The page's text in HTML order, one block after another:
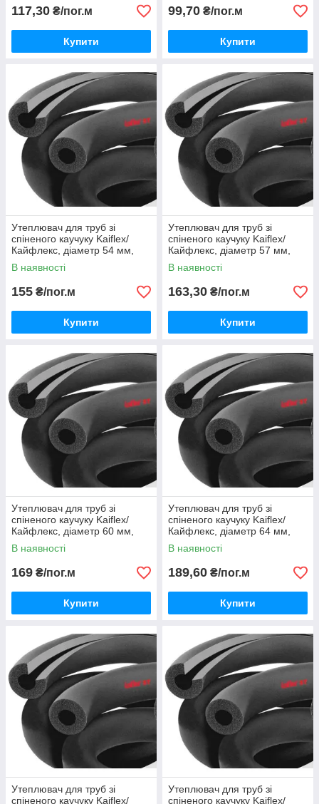
117,30 ₴/пог.м
Купити
99,70 ₴/пог.м
Купити
Утеплювач для труб зі
спіненого каучуку Kaiflex/
Кайфлекс, діаметр 54 мм,
товщина 13 мм.
В наявності
155 ₴/пог.м
Купити
Утеплювач для труб зі
спіненого каучуку Kaiflex/
Кайфлекс, діаметр 57 мм,
товщина 13 мм.
В наявності
163,30 ₴/пог.м
Купити
Утеплювач для труб зі
спіненого каучуку Kaiflex/
Кайфлекс, діаметр 60 мм,
товщина 13 мм.
В наявності
169 ₴/пог.м
Купити
Утеплювач для труб зі
спіненого каучуку Kaiflex/
Кайфлекс, діаметр 64 мм,
товщина 13 мм.
В наявності
189,60 ₴/пог.м
Купити
Утеплювач для труб зі
спіненого каучуку Kaiflex/
Утеплювач для труб зі
спіненого каучуку Kaiflex/